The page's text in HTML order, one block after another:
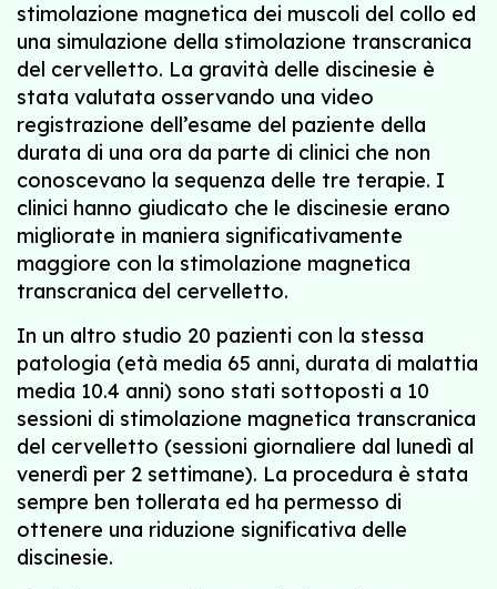
stimolazione magnetica dei muscoli del collo ed
una simulazione della stimolazione transcranica
del cervelletto. La gravità delle discinesie è
stata valutata osservando una video
registrazione dell’esame del paziente della
durata di una ora da parte di clinici che non
conoscevano la sequenza delle tre terapie. I
clinici hanno giudicato che le discinesie erano
migliorate in maniera significativamente
maggiore con la stimolazione magnetica
transcranica del cervelletto.
In un altro studio 20 pazienti con la stessa
patologia (età media 65 anni, durata di malattia
media 10.4 anni) sono stati sottoposti a 10
sessioni di stimolazione magnetica transcranica
del cervelletto (sessioni giornaliere dal lunedì al
venerdì per 2 settimane). La procedura è stata
sempre ben tollerata ed ha permesso di
ottenere una riduzione significativa delle
discinesie.